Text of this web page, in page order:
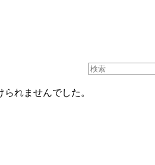
れませんでした。